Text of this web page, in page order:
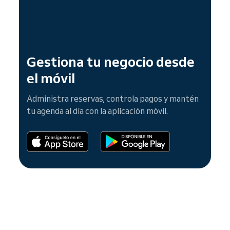
Gestiona tu negocio desde
el móvil
Administra reservas, controla pagos y mantén
tu agenda al día con la aplicación móvil.